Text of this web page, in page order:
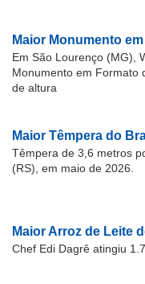
Maior Monumento
Em São Lourenço (MG),
Monumento em Formato
de altura
Maior Têmpera do
Têmpera de 3,6 metros
(RS), em maio de 2026.
Maior Arroz de Leite
Chef Edi Dagrê atingiu